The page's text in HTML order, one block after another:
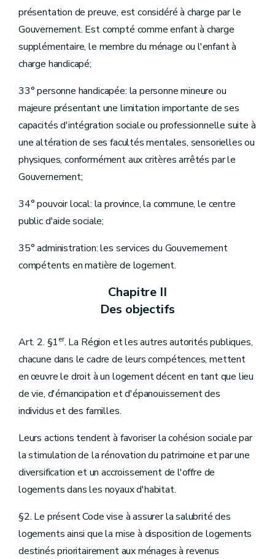
présentation de preuve, est considéré à charge par le
Gouvernement. Est compté comme enfant à charge
supplémentaire, le membre du ménage ou l'enfant à
charge handicapé;
33° personne handicapée: la personne mineure ou
majeure présentant une limitation importante de ses
capacités d'intégration sociale ou professionnelle suite à
une altération de ses facultés mentales, sensorielles ou
physiques, conformément aux critères arrêtés par le
Gouvernement;
34° pouvoir local: la province, la commune, le centre
public d'aide sociale;
35° administration: les services du Gouvernement
compétents en matière de logement.
Chapitre II
Des objectifs
Art. 2. §1er. La Région et les autres autorités publiques,
chacune dans le cadre de leurs compétences, mettent
en œuvre le droit à un logement décent en tant que lieu
de vie, d'émancipation et d'épanouissement des
individus et des familles.
Leurs actions tendent à favoriser la cohésion sociale par
la stimulation de la rénovation du patrimoine et par une
diversification et un accroissement de l'offre de
logements dans les noyaux d'habitat.
§2. Le présent Code vise à assurer la salubrité des
logements ainsi que la mise à disposition de logements
destinés prioritairement aux ménages à revenus